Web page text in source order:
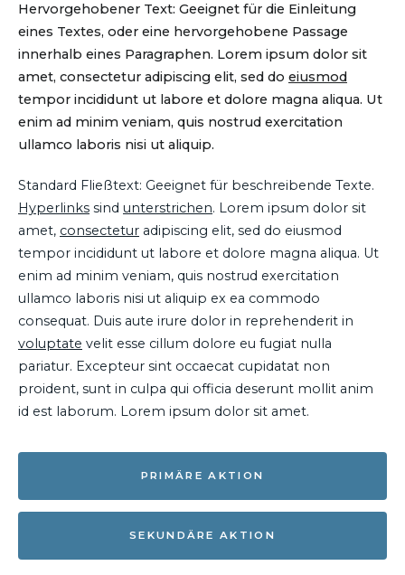
Hervorgehobener Text: Geeignet für die Einleitung
eines Textes, oder eine hervorgehobene Passage
innerhalb eines Paragraphen. Lorem ipsum dolor sit
amet, consectetur adipiscing elit, sed do eiusmod
tempor incididunt ut labore et dolore magna aliqua. Ut
enim ad minim veniam, quis nostrud exercitation
ullamco laboris nisi ut aliquip.
Standard Fließtext: Geeignet für beschreibende Texte.
Hyperlinks sind unterstrichen. Lorem ipsum dolor sit
amet, consectetur adipiscing elit, sed do eiusmod
tempor incididunt ut labore et dolore magna aliqua. Ut
enim ad minim veniam, quis nostrud exercitation
ullamco laboris nisi ut aliquip ex ea commodo
consequat. Duis aute irure dolor in reprehenderit in
voluptate velit esse cillum dolore eu fugiat nulla
pariatur. Excepteur sint occaecat cupidatat non
proident, sunt in culpa qui officia deserunt mollit anim
id est laborum. Lorem ipsum dolor sit amet.
PRIMÄRE AKTION
SEKUNDÄRE AKTION